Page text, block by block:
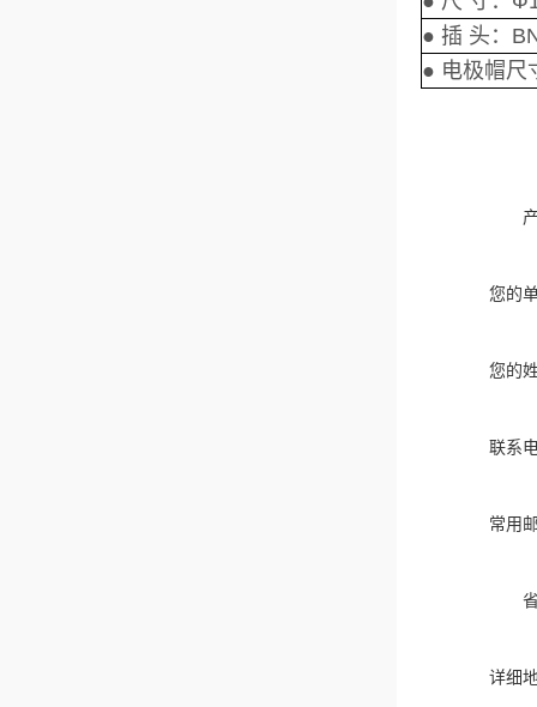
● 插 头：
● 电极帽尺
您的
您的
联系
常用
详细